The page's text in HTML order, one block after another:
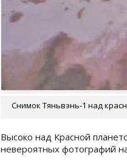
Снимок Тяньвэнь-1 над
Высоко над Красной
невероятных фотографий